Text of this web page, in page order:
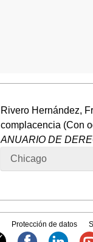
Rivero Hernández,
complacencia (Con
ANUARIO DE
Chicago
Protección de datos